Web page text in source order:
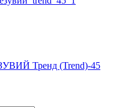
Тренд (Trend)-45